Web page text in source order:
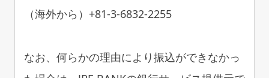
（海外から）+81-3-6832-2255
なお、何らかの理由により振込ができなかっ